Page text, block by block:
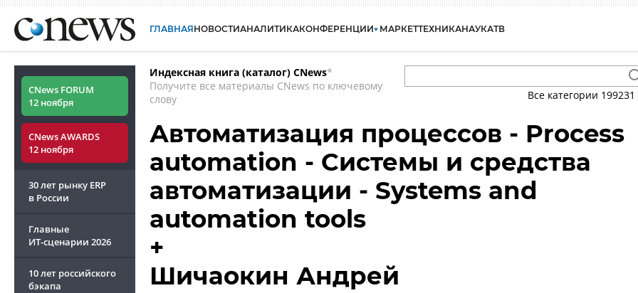
ГЛАВНАЯНОВОСТИАНАЛИТИКАКОНФЕРЕНЦИИ МАРКЕТТЕХНИКАНАУКАТВ
CNews FORUM
12 ноября
CNews AWARDS
12 ноября
30 лет рынку ERP
в России
Главные
ИТ-сценарии 2026
10 лет российского
бэкапа
Индексная книга (каталог) CNews*
Получите все материалы CNews по ключевому
слову
Все категории 199231
Автоматизация процессов - Process
automation - Системы и средства
автоматизации - Systems and
automation tools
+
Шичаокин Андрей